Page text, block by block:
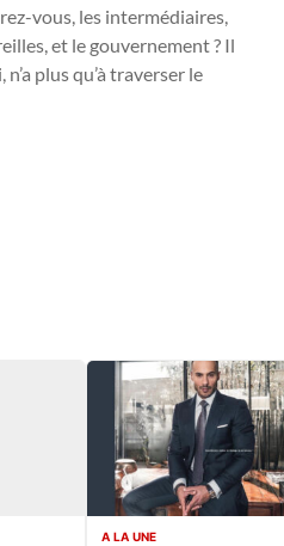
vous, les intermédiaires,
et le gouvernement ? Il
plus qu’à traverser le
A LA UNE